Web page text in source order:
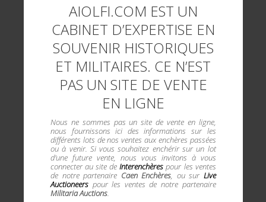
AIOLFI.COM EST UN
CABINET D’EXPERTISE EN
SOUVENIR HISTORIQUES
ET MILITAIRES. CE N’EST
PAS UN SITE DE VENTE
EN LIGNE
Nous ne sommes pas un site de vente en ligne,
nous fournissons ici des informations sur les
différents lots de nos ventes aux enchères passées
ou à venir. Si vous souhaitez enchérir sur un lot
d'une future vente, nous vous invitons à vous
connecter au site deInterenchères pour les ventes
de notre partenaire Caen Enchères, ou sur Live
Auctioneerspour les ventes de notre partenaire
Militaria Auctions.